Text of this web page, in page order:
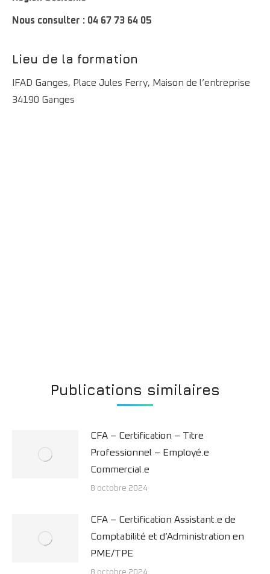
Nous consulter : 04 67 73 64 05
Lieu de la formation
IFAD Ganges, Place Jules Ferry, Maison de l’entreprise
34190 Ganges
Publications similaires
CFA – Certification – Titre
Professionnel – Employé.e
Commercial.e
8 octobre 2024
CFA – Certification Assistant.e de
Comptabilité et d’Administration en
PME/TPE